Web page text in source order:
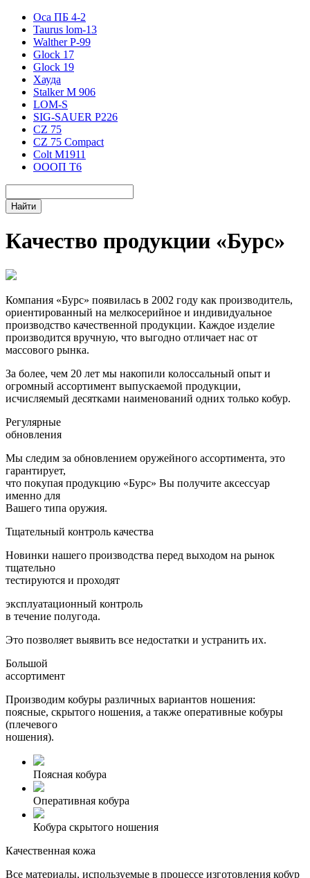
Оса ПБ 4-2
Taurus lom-13
Walther P-99
Glock 17
Glock 19
Хауда
Stalker М 906
LOM-S
SIG-SAUER P226
CZ 75
CZ 75 Compact
Colt M1911
ОООП Т6
Качество продукции «Бурс»
Компания «Бурс» появилась в 2002 году как производитель,
ориентированный на мелкосерийное и индивидуальное
производство качественной продукции. Каждое изделие
производится вручную, что выгодно отличает нас от
массового рынка.
За более, чем 20 лет мы накопили колоссальный опыт и
огромный ассортимент выпускаемой продукции,
исчисляемый десятками наименований одних только кобур.
Регулярные
обновления
Мы следим за обновлением оружейного ассортимента, это
гарантирует,
что покупая продукцию «Бурс» Вы получите аксессуар
именно для
Вашего типа оружия.
Тщательный контроль качества
Новинки нашего производства перед выходом на рынок
тщательно
тестируются и проходят
эксплуатационный контроль
в течение полугода.
Это позволяет выявить все недостатки и устранить их.
Большой
ассортимент
Производим кобуры различных вариантов ношения:
поясные, скрытого ношения, а также оперативные кобуры
(плечевого
ношения).
Поясная кобура
Оперативная кобура
Кобура скрытого ношения
Качественная кожа
Все материалы, используемые в процессе изготовления кобур